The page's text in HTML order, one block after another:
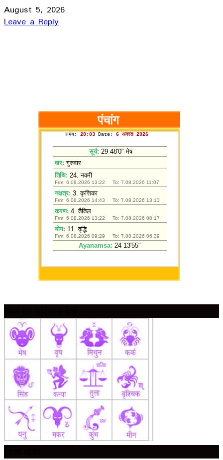
August 5, 2026
Leave a Reply